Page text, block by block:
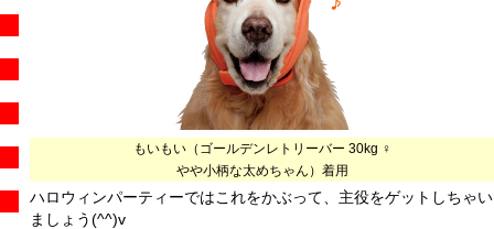
もいもい（ゴールデンレトリーバー 30kg ♀
やや小柄な太めちゃん）着用
ハロウィンパーティーではこれをかぶって、主役をゲットしちゃい
ましょう(^^)v